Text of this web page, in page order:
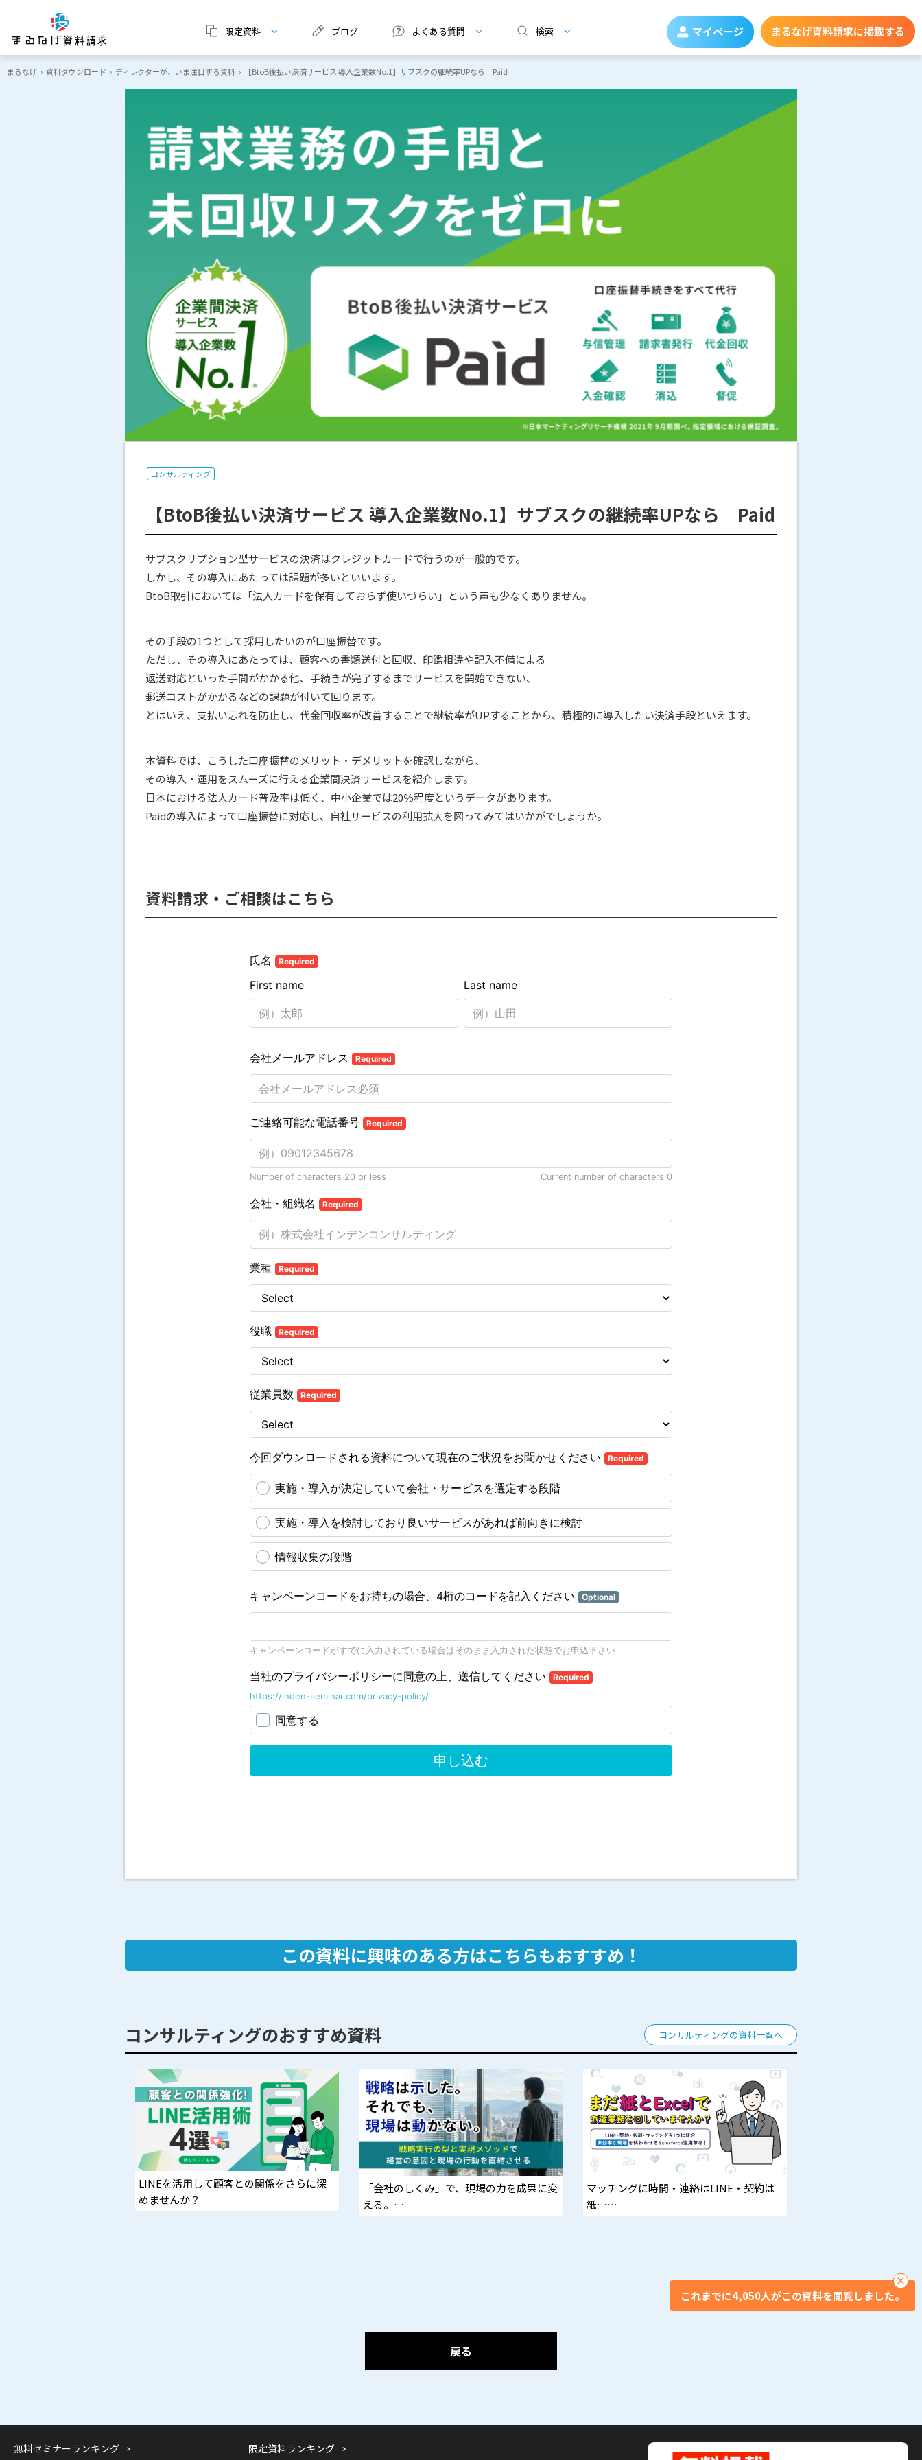
限定資料 ブログ よくある質問 検索 マイページ まるなげ資料請求に掲載する
まるなげ › 資料ダウンロード › ディレクターが、いま注目する資料 › 【BtoB後払い決済サービス 導入企業数No.1】サブスクの継続率UPなら Paid
コンサルティング
【BtoB後払い決済サービス 導入企業数No.1】サブスクの継続率UPなら Paid
サブスクリプション型サービスの決済はクレジットカードで行うのが一般的です。
しかし、その導入にあたっては課題が多いといいます。
BtoB取引においては「法人カードを保有しておらず使いづらい」という声も少なくありません。
その手段の1つとして採用したいのが口座振替です。
ただし、その導入にあたっては、顧客への書類送付と回収、印鑑相違や記入不備による
返送対応といった手間がかかる他、手続きが完了するまでサービスを開始できない、
郵送コストがかかるなどの課題が付いて回ります。
とはいえ、支払い忘れを防止し、代金回収率が改善することで継続率がUPすることから、積極的に導入したい決済手段といえます。
本資料では、こうした口座振替のメリット・デメリットを確認しながら、
その導入・運用をスムーズに行える企業間決済サービスを紹介します。
日本における法人カード普及率は低く、中小企業では20％程度というデータがあります。
Paidの導入によって口座振替に対応し、自社サービスの利用拡大を図ってみてはいかがでしょうか。
資料請求・ご相談はこちら
この資料に興味のある方はこちらもおすすめ！
コンサルティングのおすすめ資料 コンサルティングの資料一覧へ
LINEを活用して顧客との関係をさらに深
めませんか？
「会社のしくみ」で、現場の力を成果に変
える。
マッチングに時間・連絡はLINE・契約は
紙…
×
これまでに4,050人がこの資料を閲覧しました。
戻る
無料セミナーランキング 限定資料ランキング